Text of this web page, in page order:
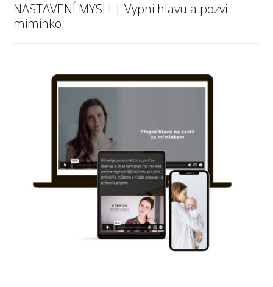
NASTAVENÍ MYSLI | Vypni hlavu a pozvi
miminko